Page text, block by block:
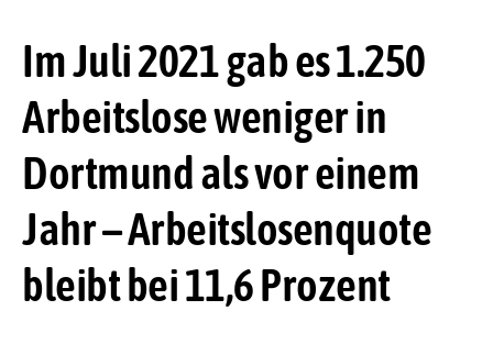
Im Juli 2021 gab es 1.250
Arbeitslose weniger in
Dortmund als vor einem
Jahr – Arbeitslosenquote
bleibt bei 11,6 Prozent